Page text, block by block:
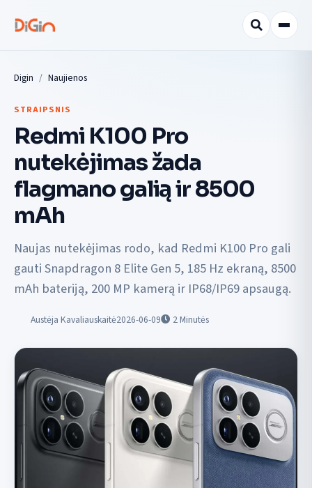
Digin Naujienos
STRAIPSNIS
Redmi K100 Pro
nutekėjimas žada
flagmano galią ir 8500
mAh
Naujas nutekėjimas rodo, kad Redmi K100 Pro gali
gauti Snapdragon 8 Elite Gen 5, 185 Hz ekraną, 8500
mAh bateriją, 200 MP kamerą ir IP68/IP69 apsaugą.
Austėja Kavaliauskaitė2026-06-09 2Minutės